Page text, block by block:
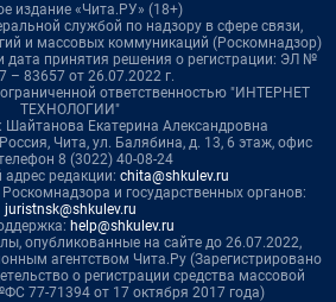
издание «Чита.РУ» (18+)
службой по надзору в сфере связи,
и массовых коммуникаций (Роскомнадзор)
дата принятия решения о регистрации: ЭЛ №
– 83657 от 26.07.2022 г.
ответственностью "ИНТЕРНЕТ
ТЕХНОЛОГИИ"
Шайтанова Екатерина Александровна
Чита, ул. Балябина, д. 13, 6 этаж, офис
8 (3022) 40-08-24
редакции: chita@shkulev.ru
и государственных органов:
juristnsk@shkulev.ru
help@shkulev.ru
опубликованные на сайте до 26.07.2022,
агентством Чита.Ру (Зарегистрировано
о регистрации средства массовой
77-71394 от 17 октября 2017 года)